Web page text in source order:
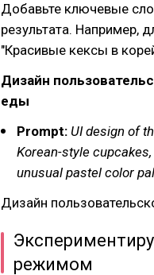
Добавьте ключевые
результата. Например,
"Красивые кексы в
Дизайн
еды
Prompt: UI design of
Korean-style
unusual pastel color
Дизайн
режимом